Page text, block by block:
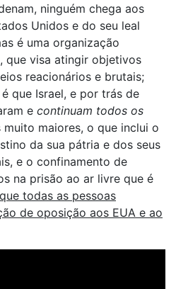
ninguém chega aos
Unidos e do seu leal
é uma organização
que visa atingir objetivos
reacionários e brutais;
que Israel, e por trás de
e continuam todos os
maiores, o que inclui o
da sua pátria e dos seus
e o confinamento de
na prisão ao ar livre que é
todas as pessoas
de oposição aos EUA e ao